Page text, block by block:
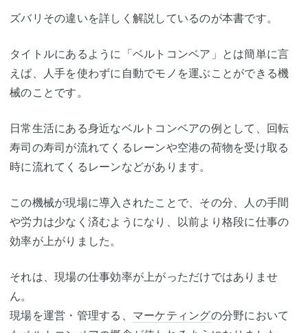
ズバリその違いを詳しく解説しているのが本書です。
タイトルにあるように「ベルトコンベア」とは簡単に言
えば、人手を使わずに自動でモノを運ぶことができる機
械のことです。
日常生活にある身近なベルトコンベアの例として、回転
寿司の寿司が流れてくるレーンや空港の荷物を受け取る
時に流れてくるレーンなどがあります。
この機械が現場に導入されたことで、その分、人の手間
や労力は少なく済むようになり、以前より格段に仕事の
効率が上がりました。
それは、現場の仕事効率が上がっただけではありませ
ん。
現場を運営・管理する、 マーケティングの分野において